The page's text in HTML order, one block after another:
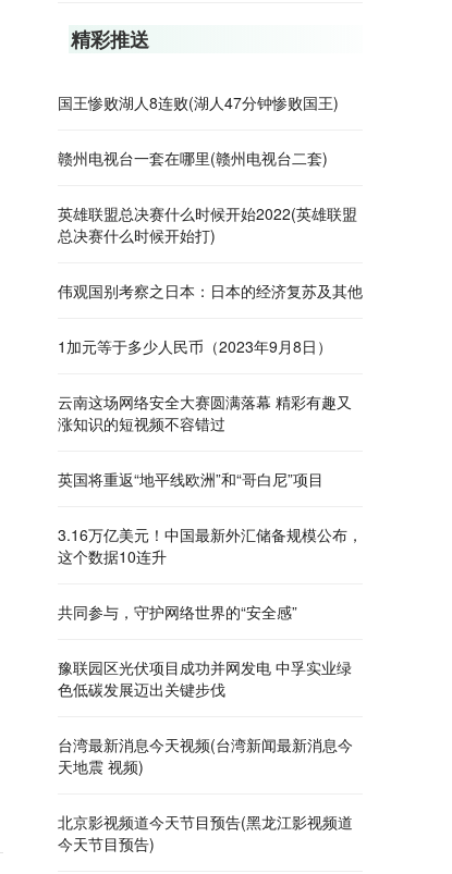
精彩推送
国王惨败湖人8连败(湖人47分钟惨败国王)
赣州电视台一套在哪里(赣州电视台二套)
英雄联盟总决赛什么时候开始2022(英雄联盟
总决赛什么时候开始打)
伟观国别考察之日本：日本的经济复苏及其他
1加元等于多少人民币（2023年9月8日）
云南这场网络安全大赛圆满落幕 精彩有趣又
涨知识的短视频不容错过
英国将重返“地平线欧洲”和“哥白尼”项目
3.16万亿美元！中国最新外汇储备规模公布，
这个数据10连升
共同参与，守护网络世界的“安全感”
豫联园区光伏项目成功并网发电 中孚实业绿
色低碳发展迈出关键步伐
台湾最新消息今天视频(台湾新闻最新消息今
天地震 视频)
北京影视频道今天节目预告(黑龙江影视频道
今天节目预告)